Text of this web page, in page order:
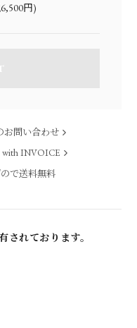
円)
お問い合わせ
with INVOICE
で送料無料
されております。